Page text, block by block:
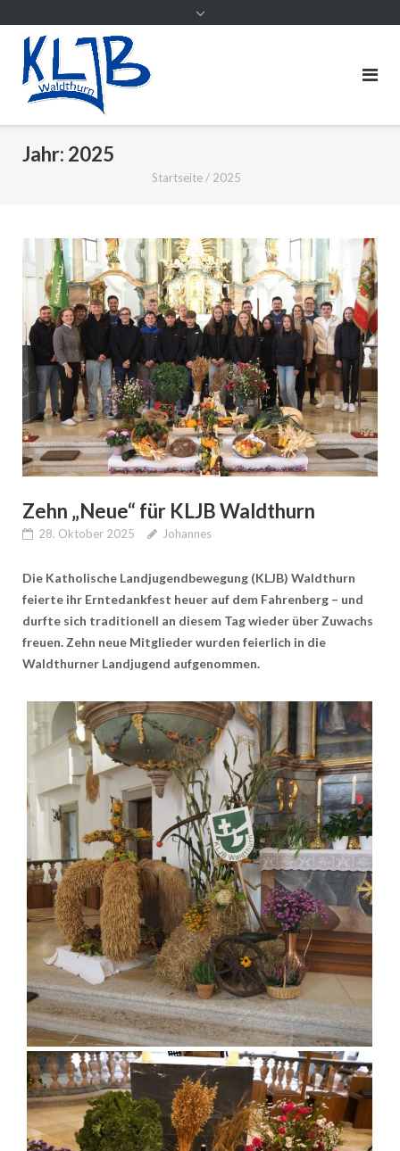
Jahr: 2025
Startseite/ 2025
Zehn „Neue“ für KLJB Waldthurn
28. Oktober 2025 Johannes
Die Katholische Landjugendbewegung (KLJB) Waldthurn
feierte ihr Erntedankfest heuer auf dem Fahrenberg – und
durfte sich traditionell an diesem Tag wieder über Zuwachs
freuen. Zehn neue Mitglieder wurden feierlich in die
Waldthurner Landjugend aufgenommen.